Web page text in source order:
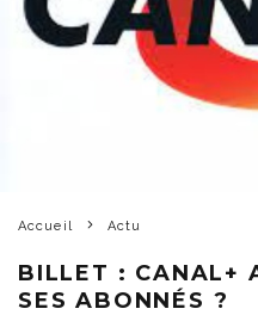
Accueil Actu
BILLET : CANAL+
SES ABONNÉS ?